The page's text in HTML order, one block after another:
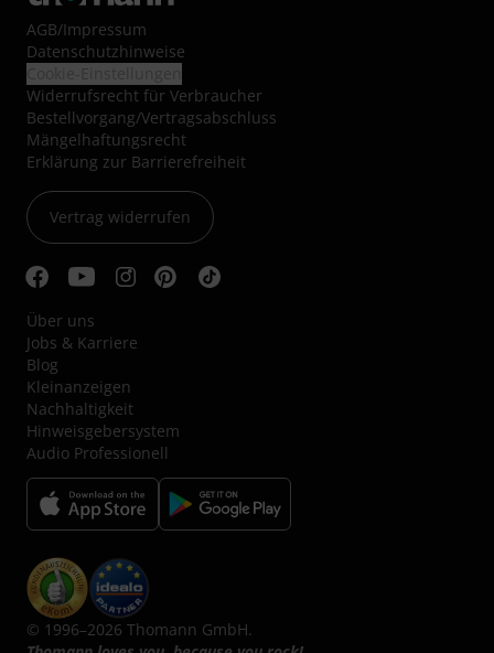
AGB/Impressum
Datenschutzhinweise
Widerrufsrecht für Verbraucher
Bestellvorgang/Vertragsabschluss
Mängelhaftungsrecht
Erklärung zur Barrierefreiheit
Vertrag widerrufen
Über uns
Jobs & Karriere
Blog
Kleinanzeigen
Nachhaltigkeit
Hinweisgebersystem
Audio Professionell
© 1996–2026 Thomann GmbH.